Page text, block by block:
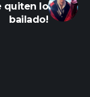
quiten lo
bailado!